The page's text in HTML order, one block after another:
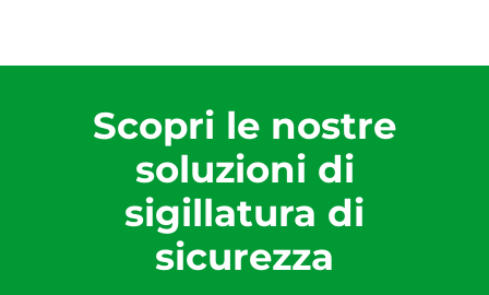
Scopri le nostre
soluzioni di
sigillatura di
sicurezza